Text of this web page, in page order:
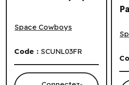
Unlock! - Secret Adventures
Space Cowboys
Code : SCUNL03FR